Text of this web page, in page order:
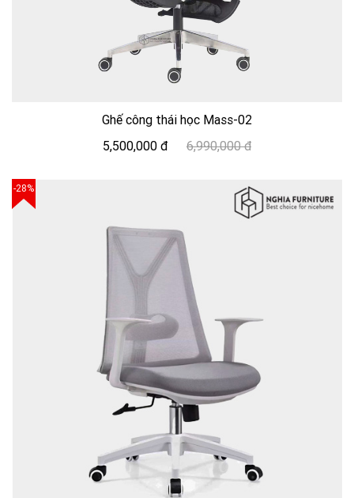
Ghế công thái học Mass-02
5,500,000 đ
6,990,000 đ
-28%